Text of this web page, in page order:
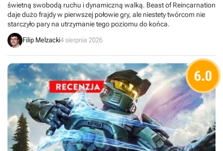
świetną swobodą ruchu i dynamiczną walką. Beast of Reincarnation
daje dużo frajdy w pierwszej połowie gry, ale niestety twórcom nie
starczyło pary na utrzymanie tego poziomu do końca.
Filip Melzacki4 sierpnia 2026
6.0